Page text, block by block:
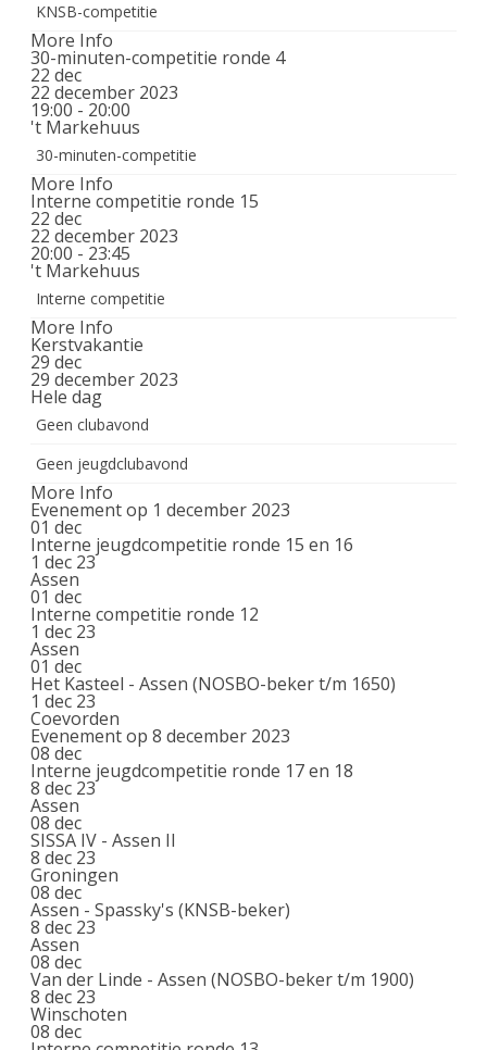
KNSB-competitie
More Info
30-minuten-competitie ronde 4
22 dec
22 december 2023
19:00 - 20:00
't Markehuus
30-minuten-competitie
More Info
Interne competitie ronde 15
22 dec
22 december 2023
20:00 - 23:45
't Markehuus
Interne competitie
More Info
Kerstvakantie
29 dec
29 december 2023
Hele dag
Geen clubavond
Geen jeugdclubavond
More Info
Evenement op 1 december 2023
01 dec
Interne jeugdcompetitie ronde 15 en 16
1 dec 23
Assen
01 dec
Interne competitie ronde 12
1 dec 23
Assen
01 dec
Het Kasteel - Assen (NOSBO-beker t/m 1650)
1 dec 23
Coevorden
Evenement op 8 december 2023
08 dec
Interne jeugdcompetitie ronde 17 en 18
8 dec 23
Assen
08 dec
SISSA IV - Assen II
8 dec 23
Groningen
08 dec
Assen - Spassky's (KNSB-beker)
8 dec 23
Assen
08 dec
Van der Linde - Assen (NOSBO-beker t/m 1900)
8 dec 23
Winschoten
08 dec